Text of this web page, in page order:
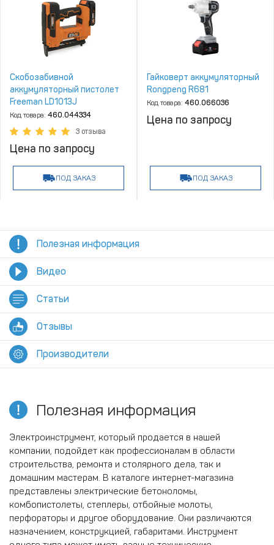
Скобозабивной
аккумуляторный пистолет
Freeman LD1013J
Код товара: 460.044334
3 отзыва
Цена по запросу
ПОД ЗАКАЗ
Гайковерт аккумуляторный
Rongpeng R681
Код товара: 460.066036
Цена по запросу
ПОД ЗАКАЗ
Полезная информация
Видео
Статьи
Отзывы
Производители
Полезная информация
Электроинструмент, который продается в нашей
компании, подойдет как профессионалам в области
строительства, ремонта и столярного дела, так и
домашним мастерам. В каталоге интернет-магазина
представлены электрические бетоноломы,
комбопистолеты, степлеры, отбойные молоты,
перфораторы и другое оборудование. Они различаются
назначением, конструкцией, габаритами. Инструмент